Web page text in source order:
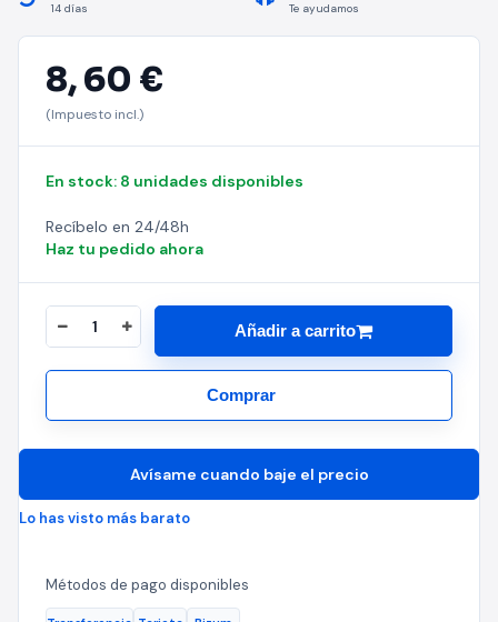
14 días Te ayudamos
8,60 €
(Impuesto incl.)
En stock: 8 unidades disponibles
Recíbelo en 24/48h
Haz tu pedido ahora
Añadir a carrito
Comprar
Avísame cuando baje el precio
Lo has visto más barato
Métodos de pago disponibles